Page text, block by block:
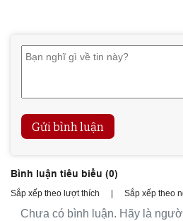
Gửi bình luận
Bình luận tiêu biểu (0)
Sắp xếp theo lượt thích | Sắp xếp theo
Chưa có bình luận. Hãy là